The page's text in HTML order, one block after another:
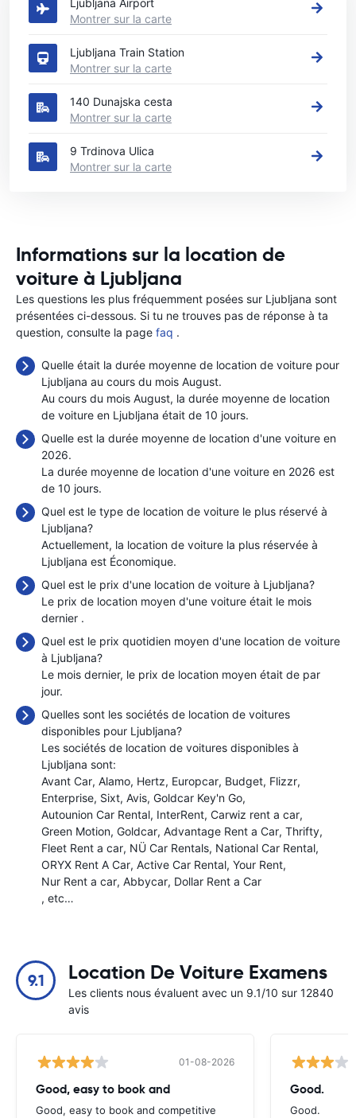
Ljubljana Airport
Montrer sur la carte
Ljubljana Train Station
Montrer sur la carte
140 Dunajska cesta
Montrer sur la carte
9 Trdinova Ulica
Montrer sur la carte
Informations sur la location de
voiture à Ljubljana
Les questions les plus fréquemment posées sur Ljubljana sont
présentées ci-dessous. Si tu ne trouves pas de réponse à ta
question, consulte la page faq .
Quelle était la durée moyenne de location de voiture pour
Ljubljana au cours du mois August.
Au cours du mois August, la durée moyenne de location
de voiture en Ljubljana était de 10 jours.
Quelle est la durée moyenne de location d'une voiture en
2026.
La durée moyenne de location d'une voiture en 2026 est
de 10 jours.
Quel est le type de location de voiture le plus réservé à
Ljubljana?
Actuellement, la location de voiture la plus réservée à
Ljubljana est Économique.
Quel est le prix d'une location de voiture à Ljubljana?
Le prix de location moyen d'une voiture était le mois
dernier .
Quel est le prix quotidien moyen d'une location de voiture
à Ljubljana?
Le mois dernier, le prix de location moyen était de par
jour.
Quelles sont les sociétés de location de voitures
disponibles pour Ljubljana?
Les sociétés de location de voitures disponibles à
Ljubljana sont:
Avant Car Alamo Hertz Europcar Budget Flizzr
Enterprise Sixt Avis Goldcar Key'n Go
Autounion Car Rental InterRent Carwiz rent a car
Green Motion Goldcar Advantage Rent a Car Thrifty
Fleet Rent a car NÜ Car Rentals National Car Rental
ORYX Rent A Car Active Car Rental Your Rent
Nur Rent a car Abbycar Dollar Rent a Car
, etc…
9.1 Location De Voiture Examens
Les clients nous évaluent avec un 9.1/10 sur 12840
avis
01-08-2026
Good, easy to book and
Good, easy to book and competitive
Good.
Good.